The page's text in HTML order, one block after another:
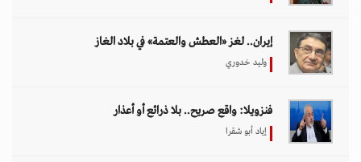
إيران.. لغز «العطش والعتمة» في بلاد الغاز
وليد خدوري
فنزويلا: واقع صريح.. بلا ذرائع أو أعذار
إياد أبو شقرا